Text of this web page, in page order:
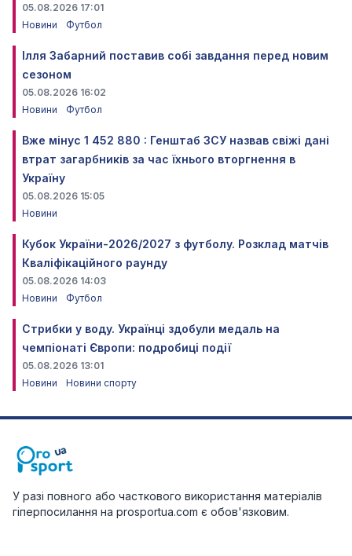
05.08.2026 17:01
Новини
Футбол
Ілля Забарний поставив собі завдання перед новим
сезоном
05.08.2026 16:02
Новини
Футбол
Вже мінус 1 452 880 : Генштаб ЗСУ назвав свіжі дані
втрат загарбників за час їхнього вторгнення в
Україну
05.08.2026 15:05
Новини
Кубок України-2026/2027 з футболу. Розклад матчів
Кваліфікаційного раунду
05.08.2026 14:03
Новини
Футбол
Стрибки у воду. Українці здобули медаль на
чемпіонаті Європи: подробиці події
05.08.2026 13:01
Новини
Новини спорту
У разі повного або часткового використання матеріалів
гіперпосилання на prosportua.com є обов'язковим.